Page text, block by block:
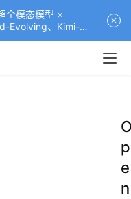
全模态模型 ×
Evolving、Kimi-
p
e
n